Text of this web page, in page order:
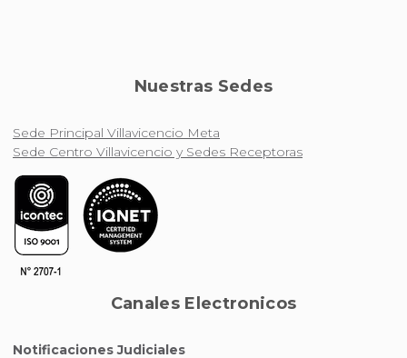
Nuestras Sedes
Sede Principal Villavicencio Meta
Sede Centro Villavicencio y Sedes Receptoras
Canales Electronicos
Notificaciones Judiciales